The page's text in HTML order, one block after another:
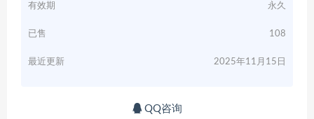
有效期 永久
已售 108
最近更新 2025年11月15日
QQ咨询